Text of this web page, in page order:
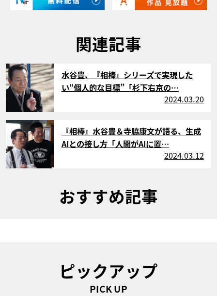
関連記事
サムネイル
水谷豊、『相棒』シリーズで実現した
い“個人的な目標”「杉下右京の…
2024.03.20
サムネイル
『相棒』水谷豊＆寺脇康文が語る、生成
AIとの接し方「人間がAIに置…
2024.03.12
おすすめ記事
ピックアップ
PICK UP